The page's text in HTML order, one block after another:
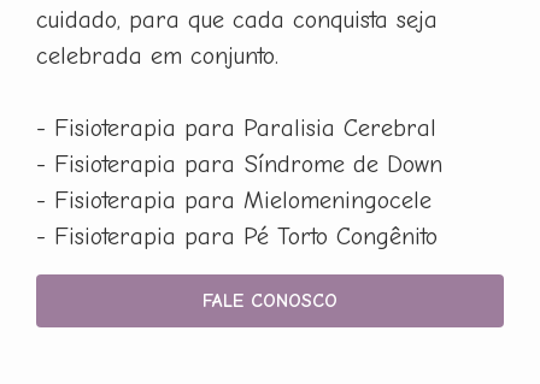
cuidado, para que cada conquista seja
celebrada em conjunto.
- Fisioterapia para Paralisia Cerebral
- Fisioterapia para Síndrome de Down
- Fisioterapia para Mielomeningocele
- Fisioterapia para Pé Torto Congênito
FALE CONOSCO